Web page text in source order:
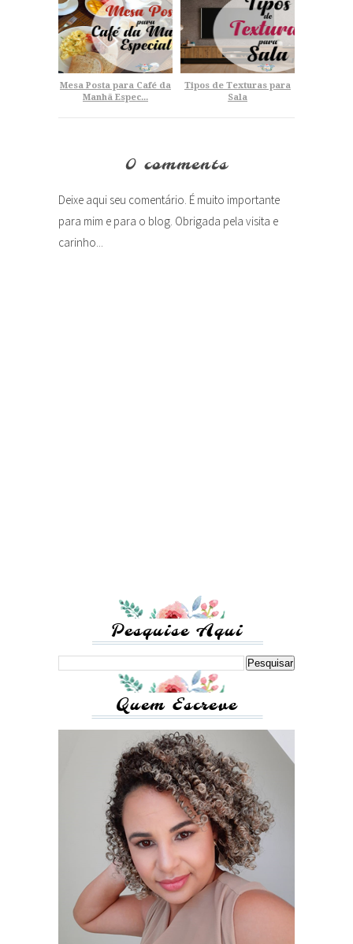
Mesa Posta para Café da
Manhã Espec...
Tipos de Texturas para
Sala
0 comments
Deixe aqui seu comentário. É muito importante
para mim e para o blog. Obrigada pela visita e
carinho...
Pesquise Aqui
Quem Escreve